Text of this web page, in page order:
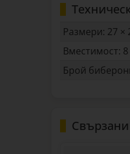
Размери: 27 ×
Вместимост:
Брой